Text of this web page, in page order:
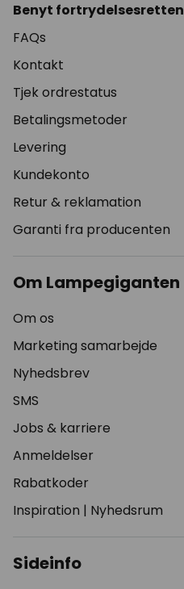
Benyt fortrydelsesretten
FAQs
Kontakt
Tjek ordrestatus
Betalingsmetoder
Levering
Kundekonto
Retur & reklamation
Garanti fra producenten
Om Lampegiganten
Om os
Marketing samarbejde
Nyhedsbrev
SMS
Jobs & karriere
Anmeldelser
Rabatkoder
Inspiration | Nyhedsrum
Sideinfo